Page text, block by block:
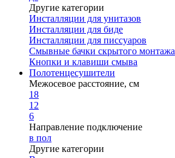
Другие категории
Инсталляции для унитазов
Инсталляции для биде
Инсталляции для писсуаров
Смывные бачки скрытого монтажа
Кнопки и клавиши смыва
Полотенцесушители
Межосевое расстояние, см
18
12
6
Направление подключение
в пол
Другие категории